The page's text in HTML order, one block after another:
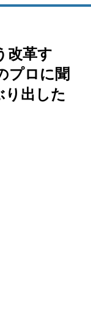
改革す
プロに聞
出した